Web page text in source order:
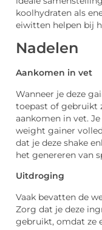
koolhydraten als
eiwitten helpen bij
Nadelen
Aankomen in vet
Wanneer je deze
toepast of gebruikt
aankomen in vet.
weight gainer
dat je deze shake
het genereren van
Uitdroging
Vaak bevatten de
Zorg dat je deze
gebruikt, omdat ze